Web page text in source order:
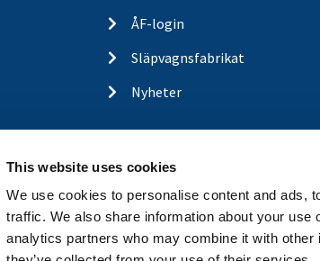
This website uses cookies
We use cookies to personalise content and ads,
traffic. We also share information about your
analytics partners who may combine it with
ÅF-login
Släpvagnsfabrikat
Nyheter